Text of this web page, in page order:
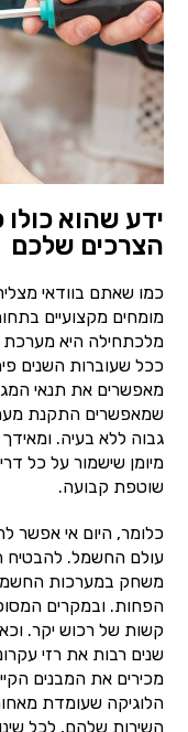
ידע שהוא
הצרכים שלכם
כמו שאתם בוודאי
מומחים מקצועיים
מלכתחילה היא
ככל שעוברות השנים
שמאפשרים התקנת
גבוה ללא בעיה.
מיומן שישמור על כל
שוטפת קבועה.
כלומר, היום אי
עולם החשמל. להבטיח
משחק במערכות החשמל
הפחות. ובמקרים
קשות של רכוש יקר.
שנים רבות את רזי
מכירים את המבנים
הלוגיקה שעומדת
השירות שלהם, לכל